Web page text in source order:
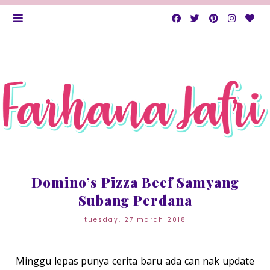
Domino’s Pizza Beef Samyang
Subang Perdana
tuesday, 27 march 2018
Minggu lepas punya cerita baru ada can nak update